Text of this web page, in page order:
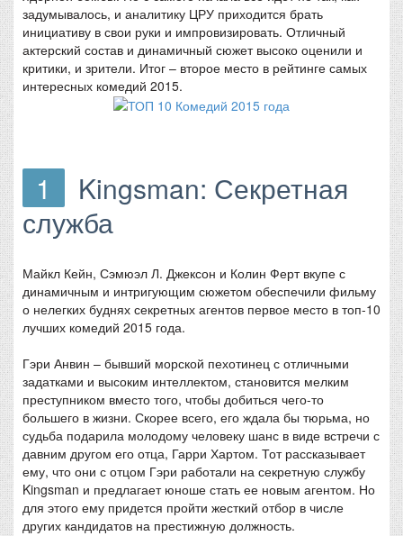
задумывалось, и аналитику ЦРУ приходится брать
инициативу в свои руки и импровизировать. Отличный
актерский состав и динамичный сюжет высоко оценили и
критики, и зрители. Итог – второе место в рейтинге самых
интересных комедий 2015.
1
Kingsman: Секретная
служба
Майкл Кейн, Сэмюэл Л. Джексон и Колин Ферт вкупе с
динамичным и интригующим сюжетом обеспечили фильму
о нелегких буднях секретных агентов первое место в топ-10
лучших комедий 2015 года.
Гэри Анвин – бывший морской пехотинец с отличными
задатками и высоким интеллектом, становится мелким
преступником вместо того, чтобы добиться чего-то
большего в жизни. Скорее всего, его ждала бы тюрьма, но
судьба подарила молодому человеку шанс в виде встречи с
давним другом его отца, Гарри Хартом. Тот рассказывает
ему, что они с отцом Гэри работали на секретную службу
Kingsman и предлагает юноше стать ее новым агентом. Но
для этого ему придется пройти жесткий отбор в числе
других кандидатов на престижную должность.